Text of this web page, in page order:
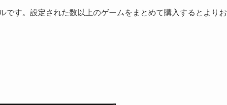
す。設定された数以上のゲームをまとめて購入するとよりお